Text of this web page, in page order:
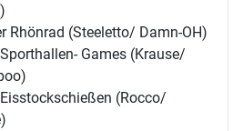
Rhönrad (Steeletto/ Damn-OH)
Games (Krause/
(Rocco/